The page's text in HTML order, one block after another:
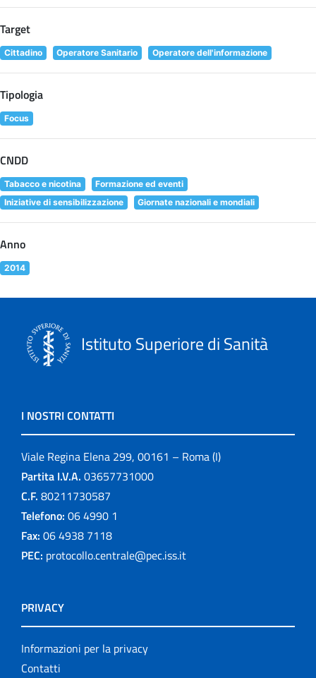
Target
Cittadino Operatore Sanitario Operatore dell'informazione
Tipologia
Focus
CNDD
Tabacco e nicotina
Formazione ed eventi
Iniziative di sensibilizzazione
Giornate nazionali e mondiali
Anno
2014
Istituto Superiore di Sanità
I NOSTRI CONTATTI
Viale Regina Elena 299, 00161 – Roma (I)
Partita I.V.A. 03657731000
C.F. 80211730587
Telefono: 06 4990 1
Fax: 06 4938 7118
PEC: protocollo.centrale@pec.iss.it
PRIVACY
Informazioni per la privacy
Contatti